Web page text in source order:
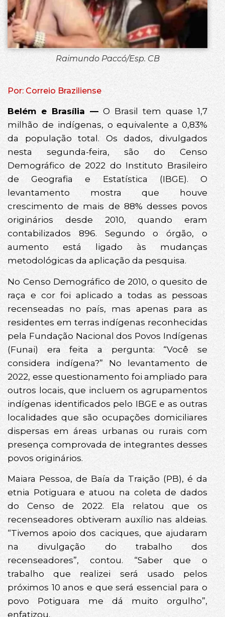
Raimundo Paccó/Esp. CB
Por: Correio Braziliense
Belém e Brasília — O Brasil tem quase 1,7
milhão de indígenas, o equivalente a 0,83%
da população total. Os dados, divulgados
nesta segunda-feira, são do Censo
Demográfico de 2022 do Instituto Brasileiro
de Geografia e Estatística (IBGE). O
levantamento mostra que houve
crescimento de mais de 88% desses povos
originários desde 2010, quando eram
contabilizados 896. Segundo o órgão, o
aumento está ligado às mudanças
metodológicas da aplicação da pesquisa.
No Censo Demográfico de 2010, o quesito de
raça e cor foi aplicado a todas as pessoas
recenseadas no país, mas apenas para as
residentes em terras indígenas reconhecidas
pela Fundação Nacional dos Povos Indígenas
(Funai) era feita a pergunta: “Você se
considera indígena?” No levantamento de
2022, esse questionamento foi ampliado para
outros locais, que incluem os agrupamentos
indígenas identificados pelo IBGE e as outras
localidades que são ocupações domiciliares
dispersas em áreas urbanas ou rurais com
presença comprovada de integrantes desses
povos originários.
Maiara Pessoa, de Baía da Traição (PB), é da
etnia Potiguara e atuou na coleta de dados
do Censo de 2022. Ela relatou que os
recenseadores obtiveram auxílio nas aldeias.
“Tivemos apoio dos caciques, que ajudaram
na divulgação do trabalho dos
recenseadores”, contou. “Saber que o
trabalho que realizei será usado pelos
próximos 10 anos e que será essencial para o
povo Potiguara me dá muito orgulho”,
enfatizou.